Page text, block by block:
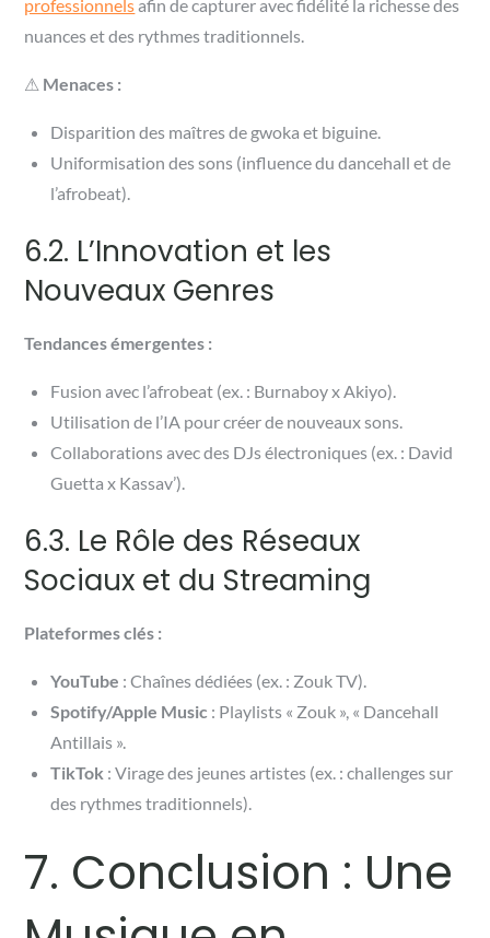
professionnelsafin de capturer avec fidélité la richesse des
nuances et des rythmes traditionnels.
⚠ Menaces :
Disparition des maîtres de gwoka et biguine.
Uniformisation des sons (influence du dancehall et de
l’afrobeat).
6.2. L’Innovation et les
Nouveaux Genres
Tendances émergentes :
Fusion avec l’afrobeat (ex. : Burnaboy x Akiyo).
Utilisation de l’IA pour créer de nouveaux sons.
Collaborations avec des DJs électroniques (ex. : David
Guetta x Kassav’).
6.3. Le Rôle des Réseaux
Sociaux et du Streaming
Plateformes clés :
YouTube : Chaînes dédiées (ex. : Zouk TV).
Spotify/Apple Music : Playlists « Zouk », « Dancehall
Antillais ».
TikTok : Virage des jeunes artistes (ex. : challenges sur
des rythmes traditionnels).
7. Conclusion : Une